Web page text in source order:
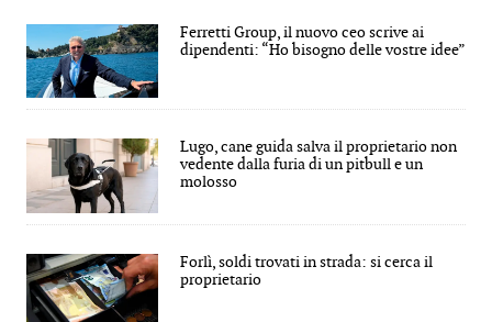
Ferretti Group, il nuovo ceo scrive ai
dipendenti: “Ho bisogno delle vostre idee”
Lugo, cane guida salva il proprietario non
vedente dalla furia di un pitbull e un
molosso
Forlì, soldi trovati in strada: si cerca il
proprietario